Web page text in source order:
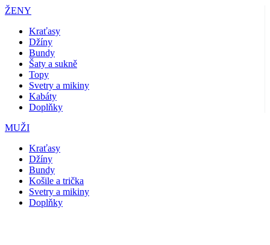
ŽENY
Kraťasy
Džíny
Bundy
Šaty a sukně
Topy
Svetry a mikiny
Kabáty
Doplňky
MUŽI
Kraťasy
Džíny
Bundy
Košile a trička
Svetry a mikiny
Doplňky